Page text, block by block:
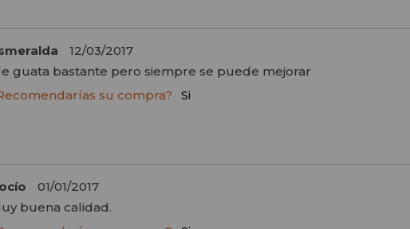
12/03/2017
guata bastante pero siempre se puede mejorar
su compra?
Si
01/01/2017
buena calidad.